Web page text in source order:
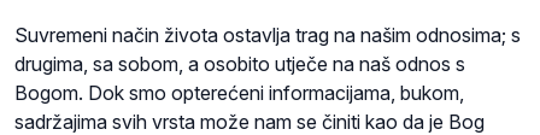
Suvremeni način života ostavlja trag na našim odnosima; s
drugima, sa sobom, a osobito utječe na naš odnos s
Bogom. Dok smo opterećeni informacijama, bukom,
sadržajima svih vrsta može nam se činiti kao da je Bog